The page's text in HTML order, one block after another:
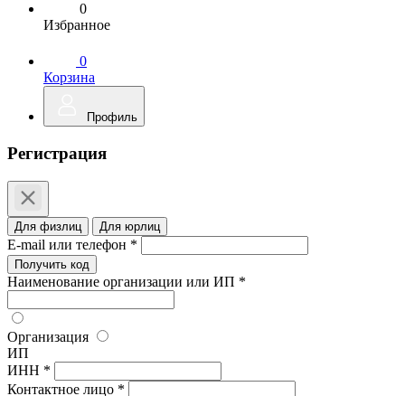
0
Избранное
0
Корзина
Профиль
Регистрация
Для физлиц Для юрлиц
E-mail или телефон *
Получить код
Наименование организации или ИП *
Организация
ИП
ИНН *
Контактное лицо *